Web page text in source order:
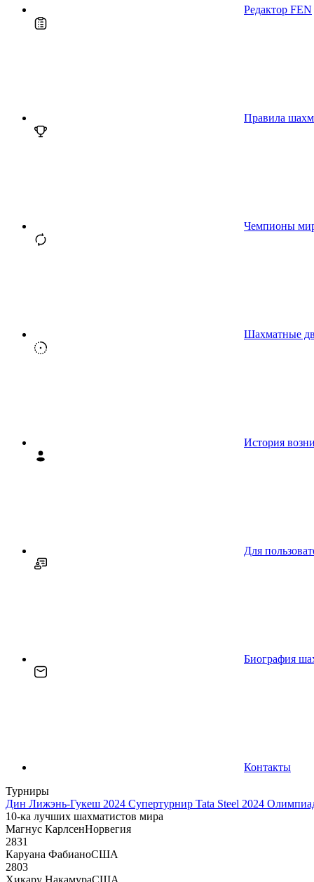
Редактор FEN
Правила
Чемпионы
Шахматные
История
Для
Биография
Контакты
Турниры
Дин Лижэнь-Гукеш 2024 Супертурнир Tata Steel 2024
10-ка лучших шахматистов мира
Магнус КарлсенНорвегия
2831
Каруана ФабианоСША
2803
Хикару НакамураСША